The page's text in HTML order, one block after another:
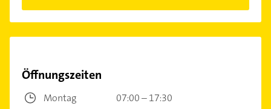
Öffnungszeiten
Montag
07:00 – 17:30